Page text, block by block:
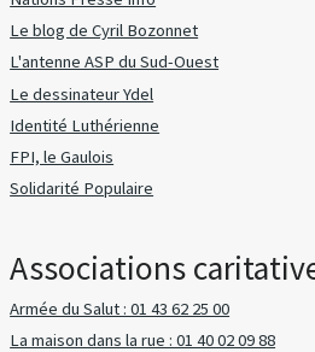
Le blog de Cyril Bozonnet
L'antenne ASP du Sud-Ouest
Le dessinateur Ydel
Identité Luthérienne
FPI, le Gaulois
Solidarité Populaire
Associations
Armée du Salut : 01 43 62 25 00
La maison dans la rue : 01 40 02 09 88